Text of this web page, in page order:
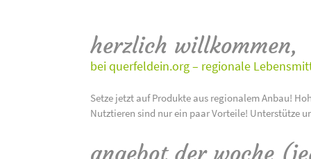
herzlich willkommen,
bei querfeldein.org – regionale
Setze jetzt auf Produkte aus regionalem Anbau!
Nutztieren sind nur ein paar Vorteile! Unterstütze
angebot der woche